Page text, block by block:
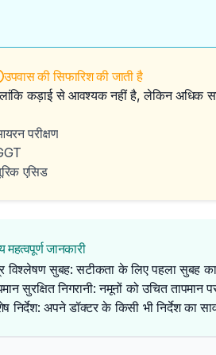
उपवास की सिफारिश की जाती है
कड़ाई से आवश्यक नहीं है, लेकिन अधिक
परीक्षण
एसिड
महत्वपूर्ण जानकारी
विश्लेषण सुबह: सटीकता के लिए पहला सुबह
सुरक्षित निगरानी: नमूनों को उचित तापमान
निर्देश: अपने डॉक्टर के किसी भी निर्देश का